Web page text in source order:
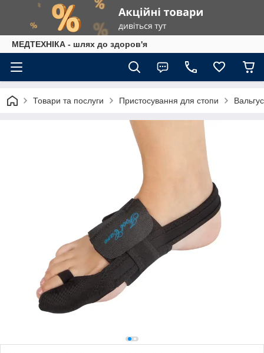
МЕДТЕХНІКА - шлях до здоров'я
Товари та послуги Пристосування для стопи